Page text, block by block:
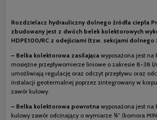
Rozdzielacz hydrauliczny dolnego źródła ciepła
zbudowany jest z dwóch belek kolektorowych
HDPE100/RC z odejściami (tzw. sekcjami dolnego
– Belka kolektorowa zasilająca wyposażona jest na
mosiężne przepływomierze liniowe o zakresie 8-38
umożliwiają regulację oraz odczyt przepływu oraz
instalacji geotermalnej poprzez zintegrowany w
zawór kulowy.
– Belka kolektorowa powrotna wyposażona jest na
kulowy zawór odcinający o wymiarze ¾” (komora